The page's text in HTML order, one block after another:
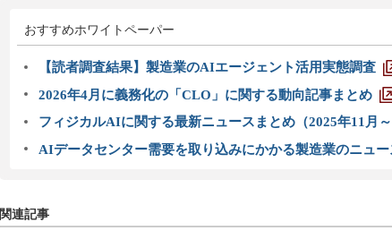
おすすめホワイトペーパー
【読者調査結果】製造業のAIエージェント活用実態調査
2026年4月に義務化の「CLO」に関する動向記事まとめ
フィジカルAIに関する最新ニュースまとめ（2025年11月～
AIデータセンター需要を取り込みにかかる製造業のニュ
関連記事